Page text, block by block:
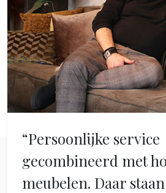
“Persoonlijke service
gecombineerd met
meubelen. Daar